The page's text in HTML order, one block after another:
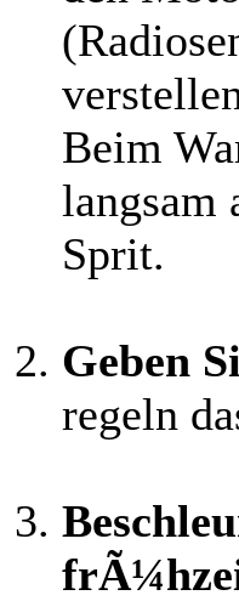
Beim
langsam
Sprit.
Geben
regeln